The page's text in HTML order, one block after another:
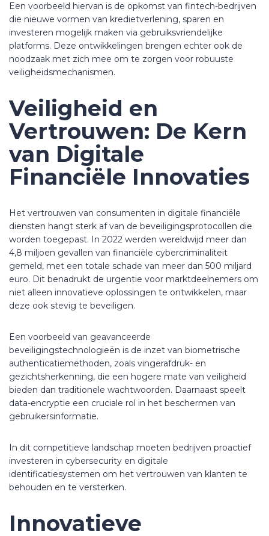
Een voorbeeld hiervan is de opkomst van fintech-bedrijven
die nieuwe vormen van kredietverlening, sparen en
investeren mogelijk maken via gebruiksvriendelijke
platforms. Deze ontwikkelingen brengen echter ook de
noodzaak met zich mee om te zorgen voor robuuste
veiligheidsmechanismen.
Veiligheid en
Vertrouwen: De Kern
van Digitale
Financiële Innovaties
Het vertrouwen van consumenten in digitale financiële
diensten hangt sterk af van de beveiligingsprotocollen die
worden toegepast. In 2022 werden wereldwijd meer dan
4,8 miljoen gevallen van financiële cybercriminaliteit
gemeld, met een totale schade van meer dan 500 miljard
euro. Dit benadrukt de urgentie voor marktdeelnemers om
niet alleen innovatieve oplossingen te ontwikkelen, maar
deze ook stevig te beveiligen.
Een voorbeeld van geavanceerde
beveiligingstechnologieën is de inzet van biometrische
authenticatiemethoden, zoals vingerafdruk- en
gezichtsherkenning, die een hogere mate van veiligheid
bieden dan traditionele wachtwoorden. Daarnaast speelt
data-encryptie een cruciale rol in het beschermen van
gebruikersinformatie.
In dit competitieve landschap moeten bedrijven proactief
investeren in cybersecurity en digitale
identificatiesystemen om het vertrouwen van klanten te
behouden en te versterken.
Innovatieve